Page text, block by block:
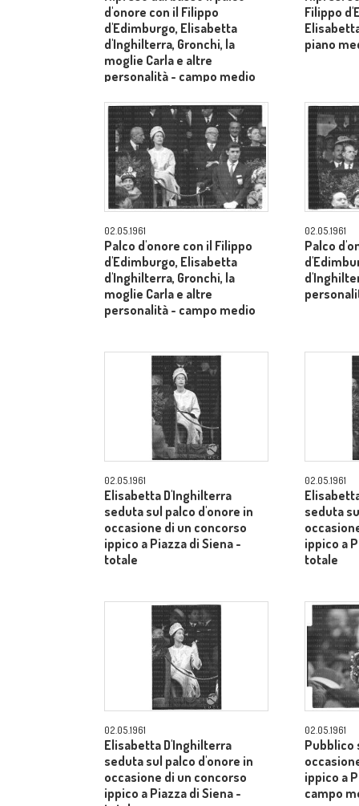
d'onore con il Filippo
d'Edimburgo, Elisabetta
d'Inghilterra, Gronchi, la
moglie Carla e altre
personalità - campo medio
Filippo
piano
02.05.1961
Palco d'onore con il Filippo
d'Edimburgo, Elisabetta
d'Inghilterra, Gronchi, la
moglie Carla e altre
personalità - campo medio
02.05.1961
Palco
02.05.1961
Elisabetta D'Inghilterra
seduta sul palco d'onore in
occasione di un concorso
ippico a Piazza di Siena -
totale
02.05.1961
seduta
ippico a
totale
02.05.1961
Elisabetta D'Inghilterra
seduta sul palco d'onore in
occasione di un concorso
ippico a Piazza di Siena -
02.05.1961
Pubblico
ippico a
campo